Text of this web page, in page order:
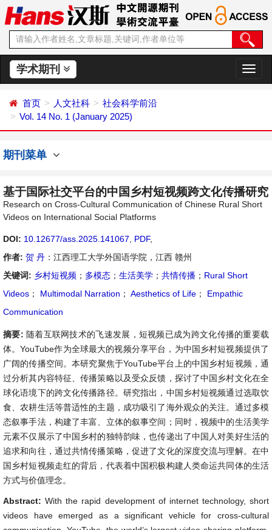
学术期刊
切
换
首页 人文社科
社会科学前沿
Vol. 14 No. 1 (January 2025)
期刊菜单
基于国际社交平台的中国乡村短视频跨文化传播研究
Research on Cross-Cultural Communication of Chinese Rural Short
Videos on International Social Platforms
DOI: 10.12677/ass.2025.141067 PDF,
作者: 贺 丹 ：江西理工大学外国语学院，江西 赣州
关键词: 乡村短视频 ； 多模态 ； 生活美学 ； 共情传播 ； Rural Short
Videos ； Multimodal Narration ； Aesthetics of Life ；
Empathic
Communication
摘要: 随着互联网技术的飞速发展，短视频已成为跨文化传播的重要载
体。YouTube作为全球最大的视频分享平台，为中国乡村短视频提供了
广阔的传播空间。本研究聚焦于YouTube平台上的中国乡村短视频，通
过分析其内容特征、传播策略以及受众反馈，探讨了中国乡村文化在全
球化语境下的跨文化传播路径。研究指出，中国乡村短视频通过选取饮
食、农耕生活等普适性的主题，成功吸引了海外观众的关注。通过多模
态叙事手法，构建了丰富、立体的叙事空间；同时，视频中的生活美学
元素不仅展示了中国乡村的独特韵味，也传递出了中国人对美好生活的
追求和向往，通过共情传播策略，促进了文化的深度交流与理解。在中
国乡村短视频走红的背后，代表着中国积极构建人类命运共同体的生活
方式与价值理念。
Abstract:With the rapid development of internet technology, short
videos have emerged as a significant vehicle for cross-cultural